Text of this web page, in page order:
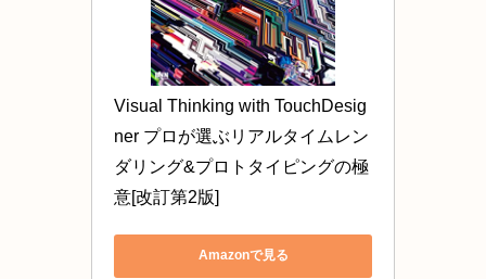
Visual Thinking with TouchDesig
ner プロが選ぶリアルタイムレン
ダリング&プロトタイピングの極
意[改訂第2版]
Amazonで見る